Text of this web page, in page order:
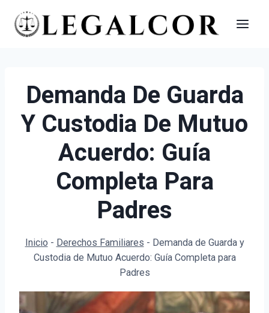
Saltar
Demanda De Guarda
Y Custodia De Mutuo
Acuerdo: Guía
Completa Para
Padres
Inicio - Derechos Familiares - Demanda de Guarda y
Custodia de Mutuo Acuerdo: Guía Completa para
Padres